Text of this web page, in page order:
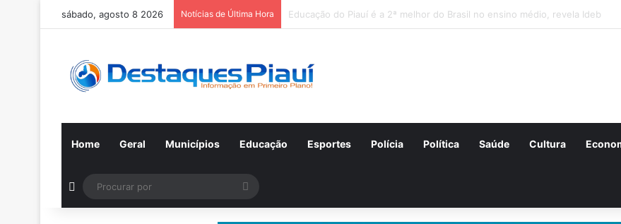
sábado, agosto 8 2026 Notícias de Última Hora Inscrições para o concurso Unificado do Piauí encerram amanhã
Home Geral Municípios Educação Esportes Polícia Política Saúde Cultura
Switch skin
Procurar
por